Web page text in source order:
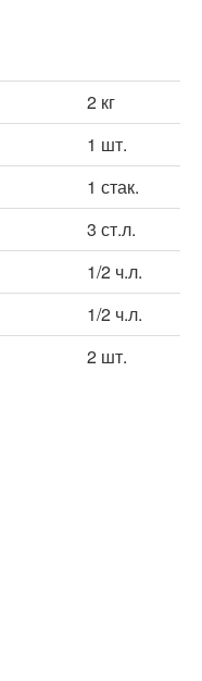
2 кг
1 шт.
1 стак.
3 ст.л.
1/2 ч.л.
1/2 ч.л.
2 шт.